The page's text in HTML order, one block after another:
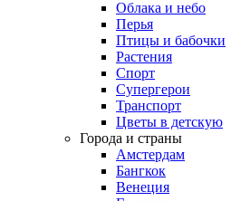
Облака и небо
Перья
Птицы и бабочки
Растения
Спорт
Супергерои
Транспорт
Цветы в детскую
Города и страны
Амстердам
Бангкок
Венеция